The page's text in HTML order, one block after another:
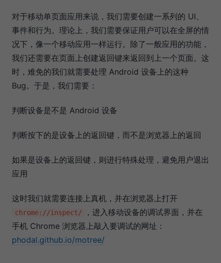
对于移动单页面应用来说，我们需要创建一系列的 UI、
事件和行为。理论上，我们需要保证用户可以在全屏的情
况下，像一个移动应用一样运行。除了一般应用的功能，
我们还需要在页面上创建返回键来返回到上一个页面。这
时，难免的我们就需要处理 Android 设备上的这种
Bug。于是，我们需要：
判断设备是不是 Android 设备
判断按下的是设备上的返回键，而不是浏览器上的返回
如果是设备上的返回键，则进行特殊处理，避免用户退出
应用
这时我们就需要连接上真机，并在浏览器上打开
chrome://inspect/
，进入移动设备的调试界面，并在
手机 Chrome 浏览器上敲入要调试的网址：
phodal.github.io/motree/